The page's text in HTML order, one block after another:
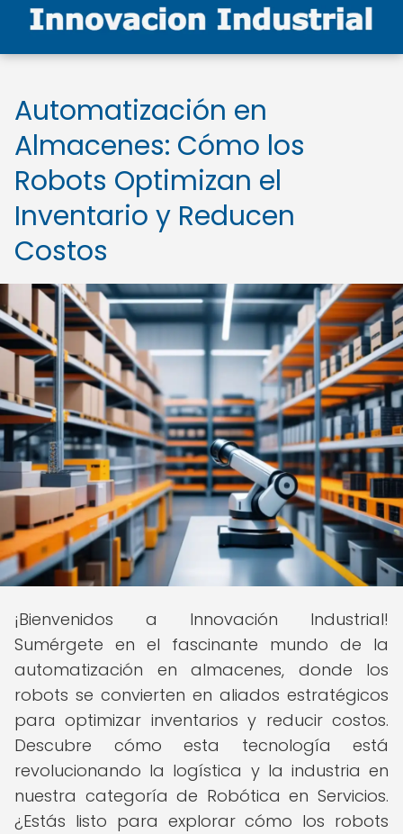
Automatización en
Almacenes: Cómo los
Robots Optimizan el
Inventario y Reducen
Costos
¡Bienvenidos a Innovación Industrial!
Sumérgete en el fascinante mundo de la
automatización en almacenes, donde los
robots se convierten en aliados estratégicos
para optimizar inventarios y reducir costos.
Descubre cómo esta tecnología está
revolucionando la logística y la industria en
nuestra categoría de Robótica en Servicios.
¿Estás listo para explorar cómo los robots